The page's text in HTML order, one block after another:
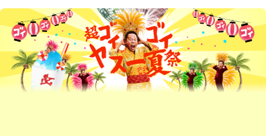
超ゴイゴイヤスー夏祭